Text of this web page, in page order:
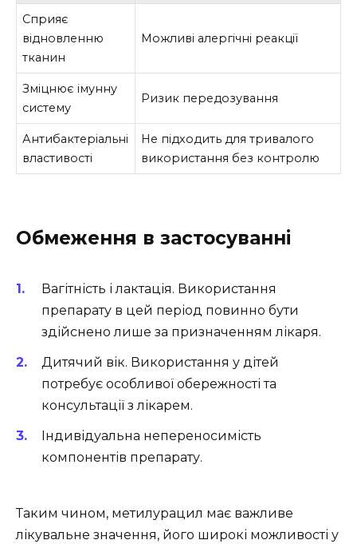
Сприяє
відновленню
тканин
Можливі алергічні реакції
Зміцнює імунну
систему
Ризик передозування
Антибактеріальні
властивості
Не підходить для тривалого
використання без контролю
Обмеження в застосуванні
Вагітність і лактація. Використання
препарату в цей період повинно бути
здійснено лише за призначенням лікаря.
Дитячий вік. Використання у дітей
потребує особливої обережності та
консультації з лікарем.
Індивідуальна непереносимість
компонентів препарату.
Таким чином, метилурацил має важливе
лікувальне значення, його широкі можливості у